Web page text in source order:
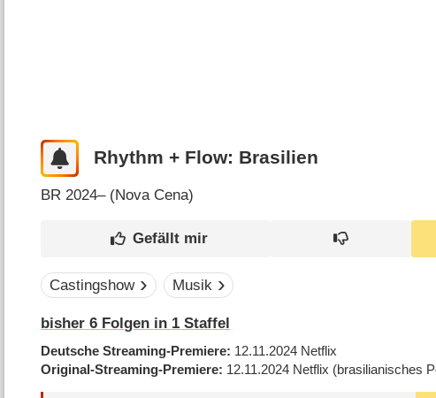
Rhythm + Flow: Brasilien
BR 2024– (Nova Cena)
Castingshow Musik
bisher6 Folgen in 1 Staffel
Deutsche Streaming-Premiere 12.11.2024 Netflix
Original-Streaming-Premiere 12.11.2024 Netflix (brasilianisches